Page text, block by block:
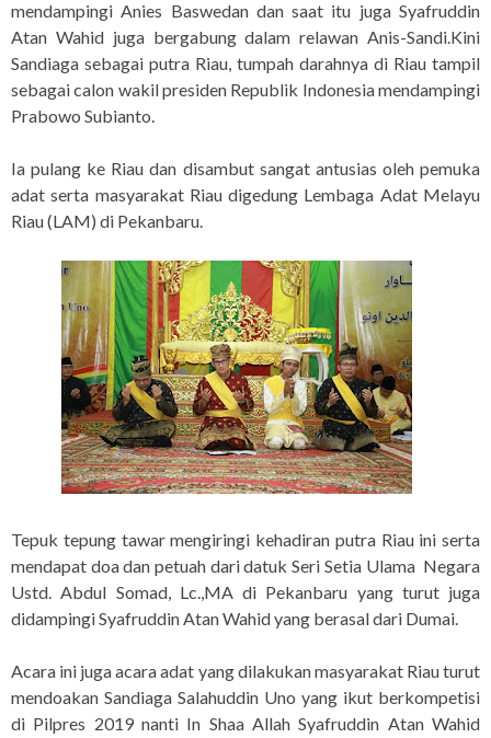
mendampingi Anies Baswedan dan saat itu juga Syafruddin
Atan Wahid juga bergabung dalam relawan Anis-Sandi.Kini
Sandiaga sebagai putra Riau, tumpah darahnya di Riau tampil
sebagai calon wakil presiden Republik Indonesia mendampingi
Prabowo Subianto.
Ia pulang ke Riau dan disambut sangat antusias oleh pemuka
adat serta masyarakat Riau digedung Lembaga Adat Melayu
Riau (LAM) di Pekanbaru.
Tepuk tepung tawar mengiringi kehadiran putra Riau ini serta
mendapat doa dan petuah dari datuk Seri Setia Ulama Negara
Ustd. Abdul Somad, Lc.,MA di Pekanbaru yang turut juga
didampingi Syafruddin Atan Wahid yang berasal dari Dumai.
Acara ini juga acara adat yang dilakukan masyarakat Riau turut
mendoakan Sandiaga Salahuddin Uno yang ikut berkompetisi
di Pilpres 2019 nanti In Shaa Allah Syafruddin Atan Wahid